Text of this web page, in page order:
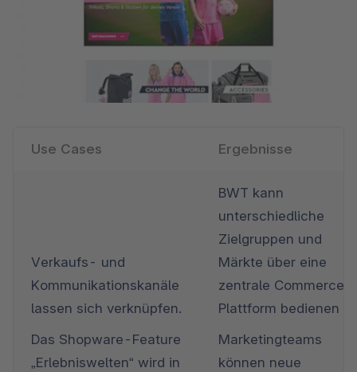
Use Cases Ergebnisse
Verkaufs- und
Kommunikationskanäle
lassen sich verknüpfen.
Das Shopware-Feature
„Erlebniswelten“ wird in
BWT kann
unterschiedliche
Zielgruppen und
Märkte über eine
zentrale Commerce-
Plattform bedienen
Marketingteams
können neue